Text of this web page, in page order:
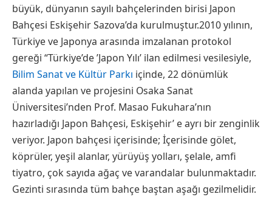
büyük, dünyanın sayılı bahçelerinden birisi Japon
Bahçesi Eskişehir Sazova’da kurulmuştur.2010 yılının,
Türkiye ve Japonya arasında imzalanan protokol
gereği “Türkiye’de ’Japon Yılı’ ilan edilmesi vesilesiyle,
Bilim Sanat ve Kültür Parkı içinde, 22 dönümlük
alanda yapılan ve projesini Osaka Sanat
Üniversitesi’nden Prof. Masao Fukuhara’nın
hazırladığı Japon Bahçesi, Eskişehir’ e ayrı bir zenginlik
veriyor. Japon bahçesi içerisinde; İçerisinde gölet,
köprüler, yeşil alanlar, yürüyüş yolları, şelale, amfi
tiyatro, çok sayıda ağaç ve varandalar bulunmaktadır.
Gezinti sırasında tüm bahçe baştan aşağı gezilmelidir.